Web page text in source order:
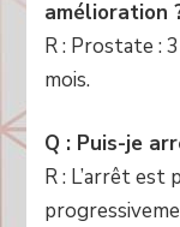
amélioration
R : Prostate :
mois.
Q : Puis-je
R : L’arrêt est